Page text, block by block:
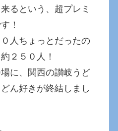
るという、超プレミ
！
人ちょっとだったの
２５０人！
に、関西の讃岐うど
ん好きが終結しまし